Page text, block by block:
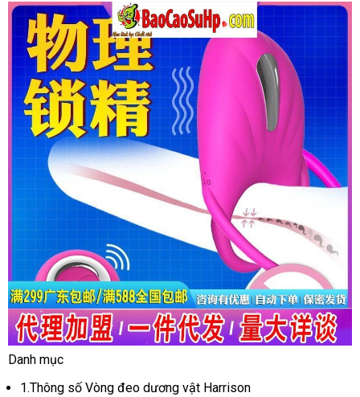
cấp
deo
Danh mục
1.Thông số Vòng đeo dương vật Harrison